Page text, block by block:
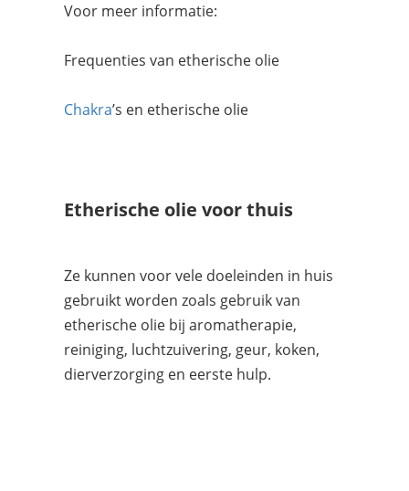
Voor meer informatie:
Frequenties van etherische olie
Chakra’s en etherische olie
Etherische olie voor thuis
Ze kunnen voor vele doeleinden in huis
gebruikt worden zoals gebruik van
etherische olie bij aromatherapie,
reiniging, luchtzuivering, geur, koken,
dierverzorging en eerste hulp.